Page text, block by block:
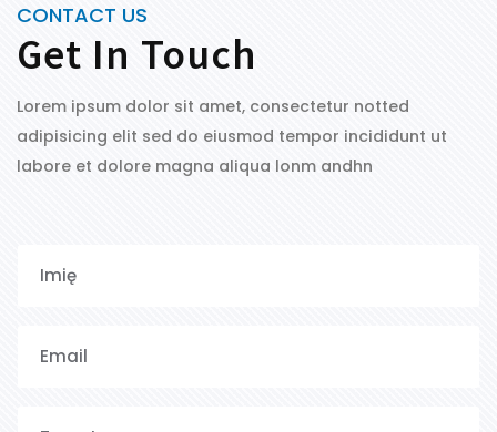
CONTACT US
Get In Touch
Lorem ipsum dolor sit amet, consectetur notted
adipisicing elit sed do eiusmod tempor incididunt ut
labore et dolore magna aliqua lonm andhn